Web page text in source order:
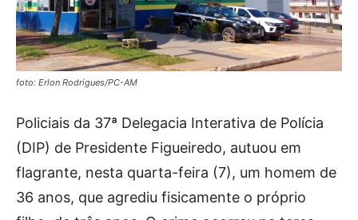
foto: Erlon Rodrigues/PC-AM
Policiais da 37ª Delegacia Interativa de Polícia
(DIP) de Presidente Figueiredo, autuou em
flagrante, nesta quarta-feira (7), um homem de
36 anos, que agrediu fisicamente o próprio